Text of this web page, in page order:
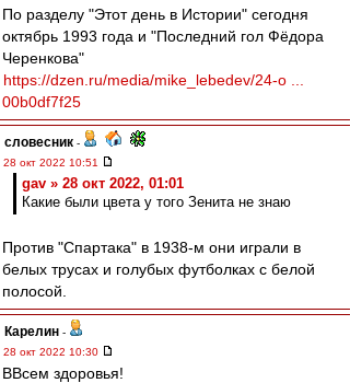
По разделу "Этот день в Истории" сегодня
октябрь 1993 года и "Последний гол Фёдора
Черенкова"
https://dzen.ru/media/mike_lebedev/24-o ...
00b0df7f25
словесник -
28 окт 2022 10:51
gav » 28 окт 2022, 01:01
Какие были цвета у того Зенита не знаю
Против "Спартака" в 1938-м они играли в
белых трусах и голубых футболках с белой
полосой.
Карелин -
28 окт 2022 10:30
ВВсем здоровья!